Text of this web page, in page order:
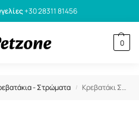
+30 28311 81456
0
- Στρώματα / Κρεβατάκι Σκύλου & Γάτας Donut Καφέ 50cm